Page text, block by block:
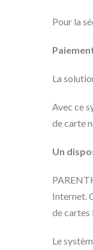
Pour la
La
Avec ce
de carte
Un
Internet.
de cartes
Le